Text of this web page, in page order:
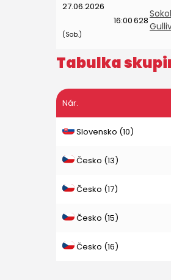
27.06.2026
(Sob.)
16:00628
Tabulka
Nár.
Slovensko (10)
Česko (13)
Česko (17)
Česko (15)
Česko (16)